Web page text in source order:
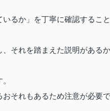
るか」を丁寧に確認すること
それを踏まえた説明があるか
それもあるため注意が必要で